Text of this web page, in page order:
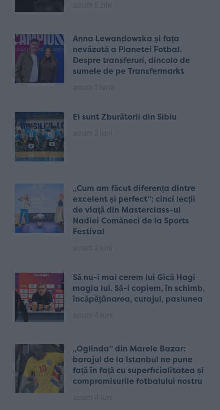
Anna Lewandowska și fața
nevăzută a Planetei Fotbal.
Despre transferuri, dincolo de
sumele de pe Transfermarkt
Ei sunt Zburătorii din Sibiu
„Cum am făcut diferența dintre
excelent și perfect”: cinci lecții
de viață din Masterclass-ul
Nadiei Comăneci de la Sports
Festival
Să nu-i mai cerem lui Gică Hagi
magia lui. Să-i copiem, în schimb,
încăpățânarea, curajul, pasiunea
„Oglinda” din Marele Bazar:
barajul de la Istanbul ne pune
față în față cu superficialitatea și
compromisurile fotbalului nostru